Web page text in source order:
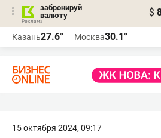
забронируй
валюту
$
Казань27.6° Москва30.1°
15 октября 2024, 09:17